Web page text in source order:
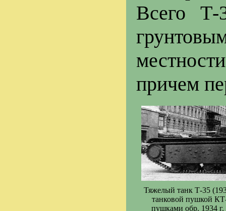
Всего
причем
Тяжелый танк Т-35
танковой пушкой
пушками обр. 1934